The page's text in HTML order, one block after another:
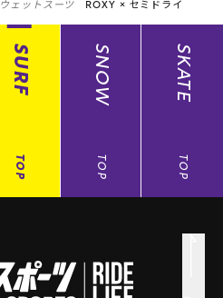
ウェットスーツ ROXY × セミドライ
SURF
TOP
SNOW
TOP
SKATE
TOP